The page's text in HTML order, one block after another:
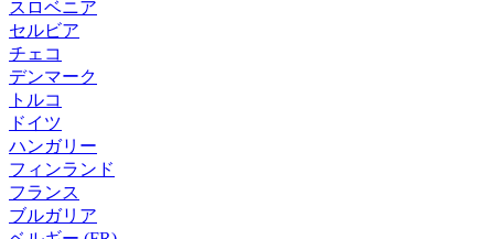
スロベニア
セルビア
チェコ
デンマーク
トルコ
ドイツ
ハンガリー
フィンランド
フランス
ブルガリア